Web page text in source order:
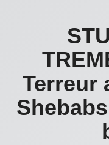
Terreur